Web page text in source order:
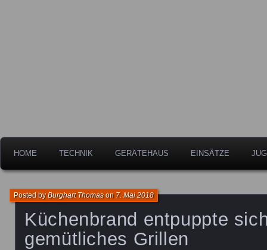
HOME TECHNIK GERÄTEHAUS EINSÄTZE
Küchenbrand entpuppte
gemütliches Grillen
Posted byBurghart Thomason 7. Mai 2018